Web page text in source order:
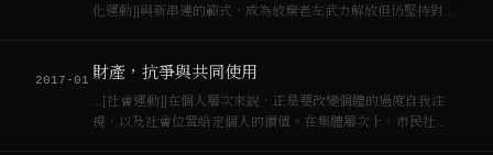
化運動]]與新串連的範式，成為放棄老左武力解放但仍堅持對抗
家權力或商業…
2017-01 財產，抗爭與共同使用
…[社會運動]]在個人層次來說，正是要改變個體的過度自我注
視，以及社會位置給定個人的價值。在集體層次上，市民社會